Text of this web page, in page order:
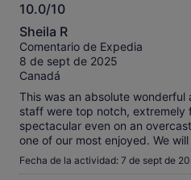
10.0/10
10.0
sobre
10
Sheila R
Comentario de Expedia
8 de sept de 2025
Canadá
This was an absolute
staff were top notch, extremely
spectacular even on an
one of our most enjoyed. We
Fecha de la actividad: 7 de sept de